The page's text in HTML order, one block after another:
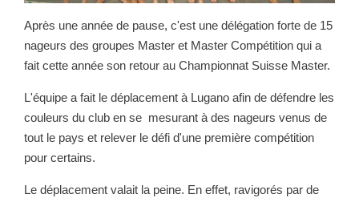
Après une année de pause, c'est une délégation forte de 15
nageurs des groupes Master et Master Compétition qui a
fait cette année son retour au Championnat Suisse Master.
L'équipe a fait le déplacement à Lugano afin de défendre les
couleurs du club en se mesurant à des nageurs venus de
tout le pays et relever le défi d'une première compétition
pour certains.
Le déplacement valait la peine. En effet, ravigorés par de